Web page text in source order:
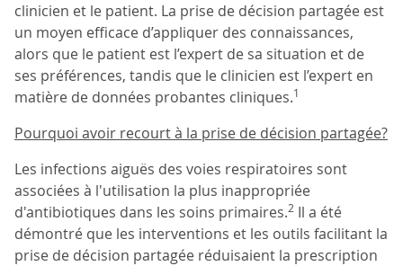
clinicien et le patient. La prise de décision partagée est
un moyen efficace d’appliquer des connaissances,
alors que le patient est l’expert de sa situation et de
ses préférences, tandis que le clinicien est l’expert en
matière de données probantes cliniques.1
Pourquoi avoir recourt à la prise de décision partagée?
Les infections aiguës des voies respiratoires sont
associées à l'utilisation la plus inappropriée
d'antibiotiques dans les soins primaires.2 Il a été
démontré que les interventions et les outils facilitant la
prise de décision partagée réduisaient la prescription